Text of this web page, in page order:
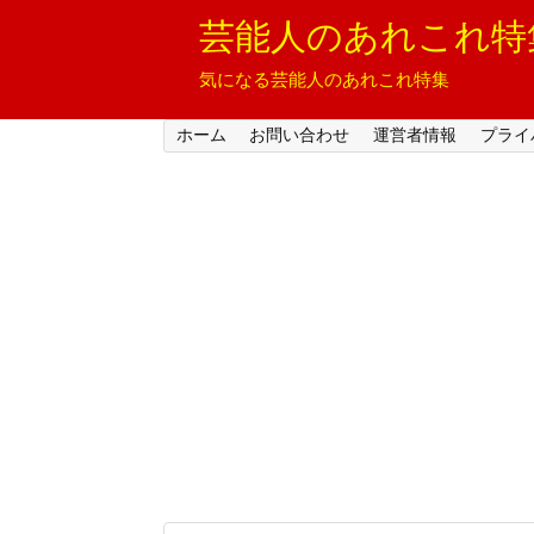
芸能人のあれこれ特
気になる芸能人のあれこれ特集
ホーム お問い合わせ 運営者情報 プラ